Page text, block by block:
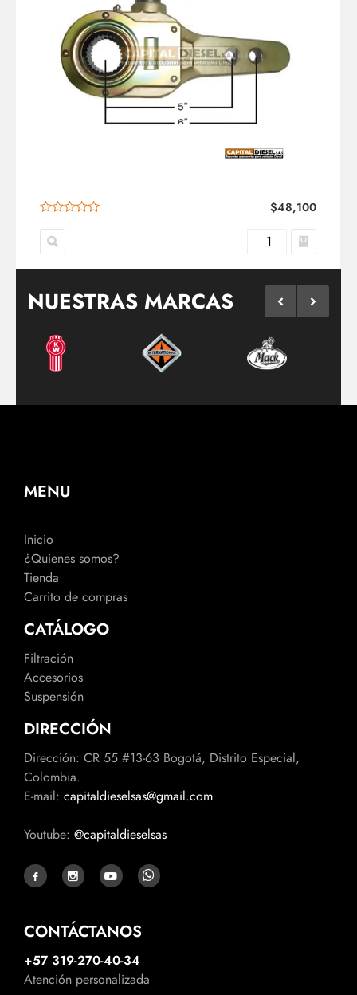
$48,100
NUESTRAS MARCAS
MENU
Inicio
¿Quienes somos?
Tienda
Carrito de compras
CATÁLOGO
Filtración
Accesorios
Suspensión
DIRECCIÓN
Dirección: CR 55 #13-63 Bogotá, Distrito Especial,
Colombia.
E-mail: capitaldieselsas@gmail.com
Youtube: @capitaldieselsas
CONTÁCTANOS
+57 319-270-40-34
Atención personalizada